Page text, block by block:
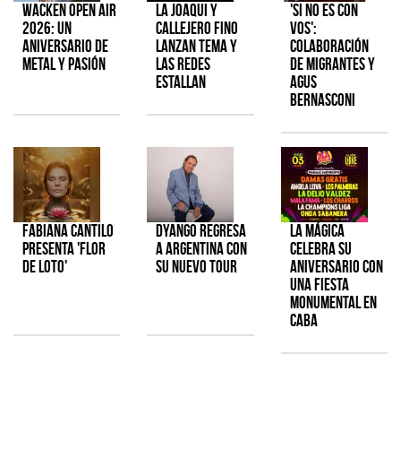
Wacken Open Air
2026: Un
aniversario de
metal y pasión
La Joaqui y
Callejero Fino
lanzan tema y
las redes
estallan
'Si No Es Con
Vos':
colaboración
de Migrantes y
Agus
Bernasconi
Fabiana Cantilo
presenta 'Flor
de Loto'
Dyango regresa
a Argentina con
su nuevo tour
La Mágica
celebra su
aniversario con
una fiesta
monumental en
CABA